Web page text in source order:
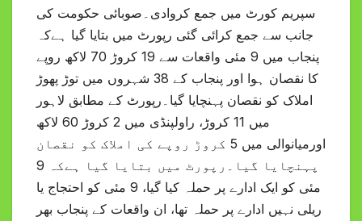
سپریم کورٹ میں جمع کروادی۔صوبائی حکومت کی
جانب سے جمع کرائی گئی رپورٹ میں بتایا گیا ہےکہ
پنجاب میں 9 مئی واقعات سے 19 کروڑ 70 لاکھ روپے
کا نقصان ہوا اور پنجاب کے 38 شہروں میں توڑ پھوڑ
املاک کو نقصان پہنچایا گیا۔رپورٹ کے مطابق لاہور
میں 11 کروڑ، راولپنڈی میں 2 کروڑ 60 لاکھ
اورمیانوالی میں 5 کروڑ روپے کی املاک کو نقصان
پہنچایا گیا۔رپورٹ میں بتایا گیا ہےکہ 9
مئی کو ایک ادارے پر حملہ کیا گیا، 9 مئی کو احتجاج یا
ریلی نہیں ادارے پر حملہ تھا، ان واقعات کے پنجاب بھر